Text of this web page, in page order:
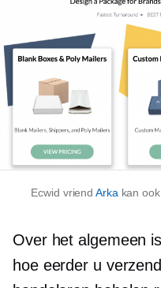
Ecwid vriendArkakan ook
Over het algemeen
hoe eerder u